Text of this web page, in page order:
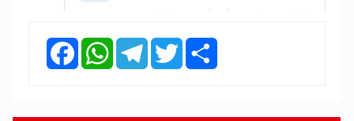
FacebookWhatsAppTelegramTwitter